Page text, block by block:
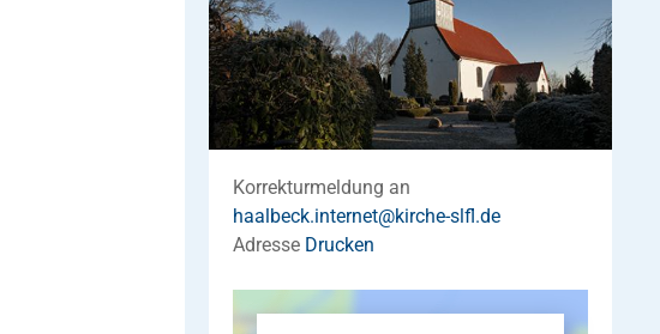
Korrekturmeldung an
haalbeck.internet@kirche-slfl.de
Adresse Drucken